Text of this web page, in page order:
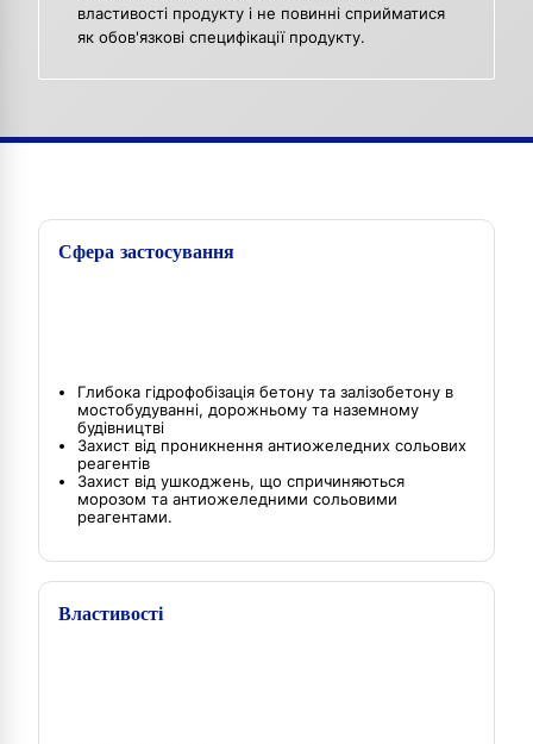
властивості продукту і не повинні сприйматися
як обов'язкові специфікації продукту.
Сфера застосування
Глибока гідрофобізація бетону та залізобетону в
мостобудуванні, дорожньому та наземному
будівництві
Захист від проникнення антиожеледних сольових
реагентів
Захист від ушкоджень, що спричиняються
морозом та антиожеледними сольовими
реагентами.
Властивості